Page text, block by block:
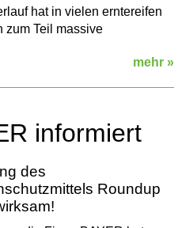
hat in vielen erntereifen
zum Teil massive
mehr »
informiert
des
Roundup